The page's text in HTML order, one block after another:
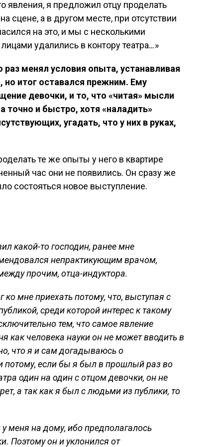
явления, я предложил отцу проделать
сцене, а в другом месте, при отсутствии
на это, и мы с несколькими
удалились в контору театра…»
менял условия опыта, устанавливая
итог оставался прежним. Ему
девочки, и то, что «читая» мысли
точно и быстро, хотя «наладить»
угадать, что у них в руках,
те же опыты у него в квартире
час они не появились. Он сразу же
состояться новое выступление.
какой-то господин, ранее мне
непрактикующим врачом,
прочим, отца-индуктора.
ко мне приехать потому, что, выступая с
среди которой интерес к такому
тем, что самое явление
как человека науки он не может вводить в
что я и сам догадываюсь о
потому, если бы я был в прошлый раз во
один на один с отцом девочки, он не
а так как я был с людьми из публики, то
меня на дому, ибо предполагалось
Поэтому он и уклонился от